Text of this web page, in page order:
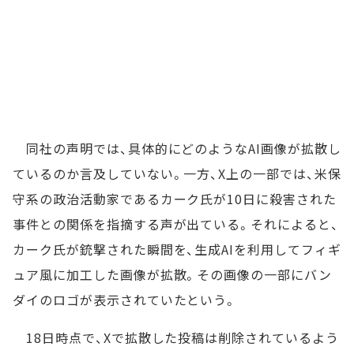
同社の声明では、具体的にどのようなAI画像が拡散し
ているのか言及していない。一方、X上の一部では、米保
守系の政治活動家であるカーク氏が10日に殺害された
事件との関係を指摘する声が出ている。それによると、
カーク氏が銃撃された瞬間を、生成AIを利用してフィギ
ュア風に加工した画像が拡散。その画像の一部にバン
ダイのロゴが表示されていたという。
18日時点で、Xで拡散した投稿は削除されているよう